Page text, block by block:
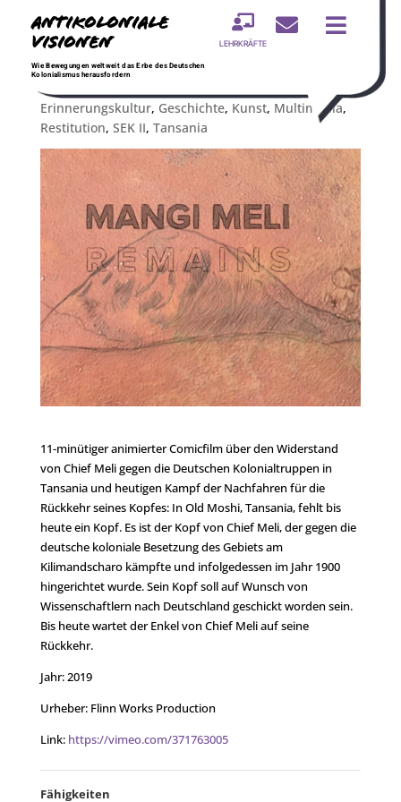
Antikoloniale
Visionen
Wie Bewegungen weltweit das Erbe des Deutschen
Kolonialismus herausfordern

LEHRKRÄFTE
 
Mangi Meli Remains
Erinnerungskultur, Geschichte, Kunst, Multimedia,
Restitution, SEK II, Tansania
11-minütiger animierter Comicfilm über den Widerstand
von Chief Meli gegen die Deutschen Kolonialtruppen in
Tansania und heutigen Kampf der Nachfahren für die
Rückkehr seines Kopfes: In Old Moshi, Tansania, fehlt bis
heute ein Kopf. Es ist der Kopf von Chief Meli, der gegen die
deutsche koloniale Besetzung des Gebiets am
Kilimandscharo kämpfte und infolgedessen im Jahr 1900
hingerichtet wurde. Sein Kopf soll auf Wunsch von
Wissenschaftlern nach Deutschland geschickt worden sein.
Bis heute wartet der Enkel von Chief Meli auf seine
Rückkehr.
Jahr: 2019
Urheber: Flinn Works Production
Link: https://vimeo.com/371763005
Fähigkeiten